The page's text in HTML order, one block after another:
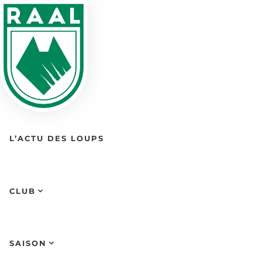
Skip to main content
L’ACTU DES LOUPS
CLUB
SAISON